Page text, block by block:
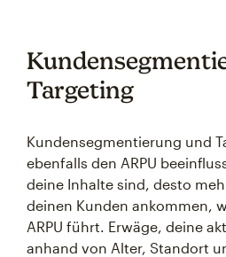
Targeting
Kundensegmentierung und
ebenfalls den ARPU
deine Inhalte sind, desto
deinen Kunden ankommen,
ARPU führt. Erwäge, deine
anhand von Alter, Standort